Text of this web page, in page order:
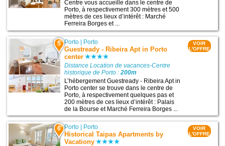
Centre vous accueille dans le centre de
Porto, à respectivement 300 mètres et 500
mètres de ces lieux d’intérêt : Marché
Ferreira Borges et ...
5 Porto | Porto
Guestready - Ribeira Apt in Porto
center
Distance Location de vacances-Centre
historique de Porto :200m
L’hébergement Guestready - Ribeira Apt in
Porto center se trouve dans le centre de
Porto, à respectivement quelques pas et
200 mètres de ces lieux d’intérêt : Palais
de la Bourse et Marché Ferreira Borges ...
VOIR
L'OFFRE
6 Porto | Porto
Historical Taipas Apartments by
Vacationy
VOIR
L'OFFRE